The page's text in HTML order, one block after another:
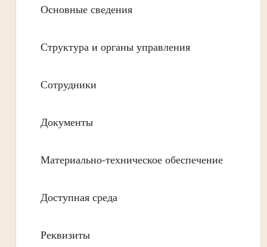
Основные сведения
Структура и органы управления
Сотрудники
Документы
Материально-техническое обеспечение
Доступная среда
Реквизиты